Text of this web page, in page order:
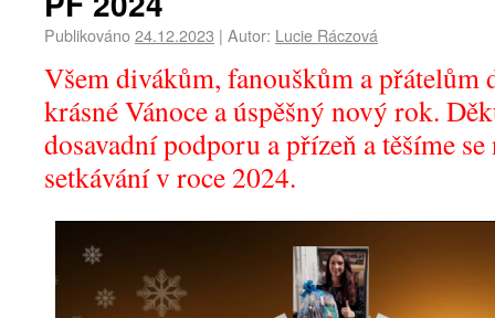
Publikováno24.12.2023 | Autor: Lucie Ráczová
Všem divákům, fanouškům a
krásné Vánoce a úspěšný nový rok.
dosavadní podporu a přízeň a těšíme
setkávání v roce 2024.